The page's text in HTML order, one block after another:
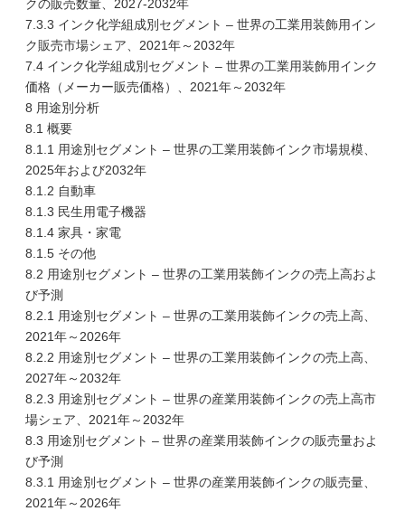
クの販売数量、2027-2032年
7.3.3 インク化学組成別セグメント – 世界の工業用装飾用イン
ク販売市場シェア、2021年～2032年
7.4 インク化学組成別セグメント – 世界の工業用装飾用インク
価格（メーカー販売価格）、2021年～2032年
8 用途別分析
8.1 概要
8.1.1 用途別セグメント – 世界の工業用装飾インク市場規模、
2025年および2032年
8.1.2 自動車
8.1.3 民生用電子機器
8.1.4 家具・家電
8.1.5 その他
8.2 用途別セグメント – 世界の工業用装飾インクの売上高およ
び予測
8.2.1 用途別セグメント – 世界の工業用装飾インクの売上高、
2021年～2026年
8.2.2 用途別セグメント – 世界の工業用装飾インクの売上高、
2027年～2032年
8.2.3 用途別セグメント – 世界の産業用装飾インクの売上高市
場シェア、2021年～2032年
8.3 用途別セグメント – 世界の産業用装飾インクの販売量およ
び予測
8.3.1 用途別セグメント – 世界の産業用装飾インクの販売量、
2021年～2026年